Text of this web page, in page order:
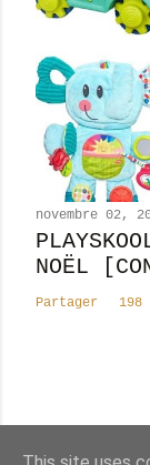
novembre 02,
NOËL
Partager 198